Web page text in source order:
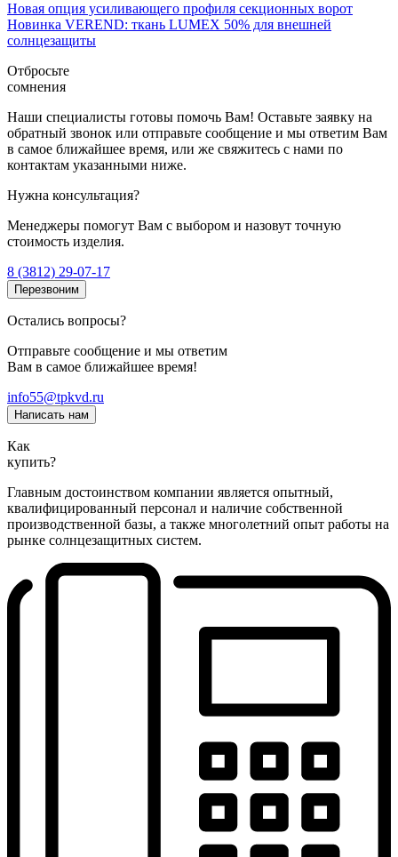
Новая опция усиливающего профиля секционных ворот
Новинка VEREND: ткань LUMEX 50% для внешней
солнцезащиты
Отбросьте
сомнения
Наши специалисты готовы помочь Вам! Оставьте заявку на
обратный звонок или отправьте сообщение и мы ответим Вам
в самое ближайшее время, или же свяжитесь с нами по
контактам указанными ниже.
Нужна консультация?
Менеджеры помогут Вам с выбором и назовут точную
стоимость изделия.
8 (3812) 29-07-17
Перезвоним
Остались вопросы?
Отправьте сообщение и мы ответим
Вам в самое ближайшее время!
info55@tpkvd.ru
Написать нам
Как
купить?
Главным достоинством компании является опытный,
квалифицированный персонал и наличие собственной
производственной базы, а также многолетний опыт работы на
рынке солнцезащитных систем.